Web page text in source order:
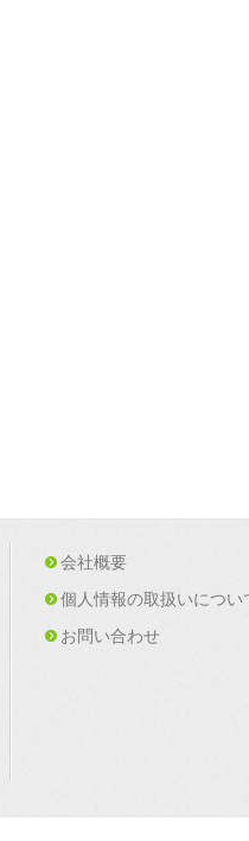
会社概要
個人情報の取扱いについ
お問い合わせ